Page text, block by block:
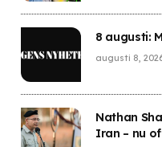
8 augusti:
augusti 8,
Nathan
Iran – nu